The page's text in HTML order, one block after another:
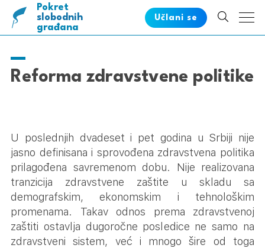
Pokret
pametnih
slobodnih
građana
Učlani se
Reforma zdravstvene politike
U poslednjih dvadeset i pet godina u Srbiji nije
jasno definisana i sprovođena zdravstvena politika
prilagođena savremenom dobu. Nije realizovana
tranzicija zdravstvene zaštite u skladu sa
demografskim, ekonomskim i tehnološkim
promenama. Takav odnos prema zdravstvenoj
zaštiti ostavlja dugoročne posledice ne samo na
zdravstveni sistem, već i mnogo šire od toga